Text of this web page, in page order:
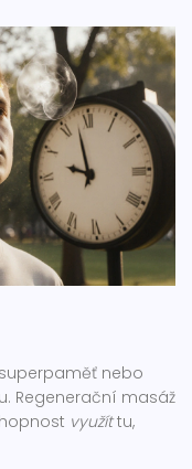
nebo
Regenerační masáž
využíttu,